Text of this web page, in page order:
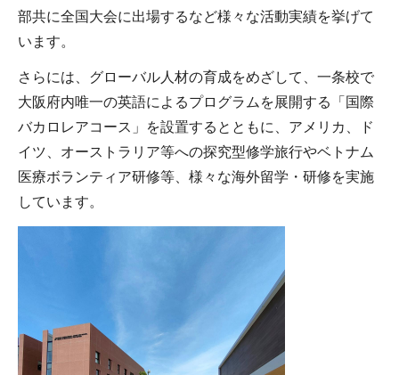
部共に全国大会に出場するなど様々な活動実績を挙げて
います。
さらには、グローバル人材の育成をめざして、一条校で
大阪府内唯一の英語によるプログラムを展開する「国際
バカロレアコース」を設置するとともに、アメリカ、ド
イツ、オーストラリア等への探究型修学旅行やベトナム
医療ボランティア研修等、様々な海外留学・研修を実施
しています。